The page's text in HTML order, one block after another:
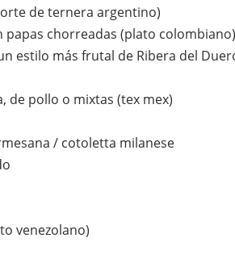
de ternera argentino)
papas chorreadas (plato colombiano)
estilo más frutal de Ribera del
de pollo o mixtas (tex mex)
/ cotoletta milanese
venezolano)